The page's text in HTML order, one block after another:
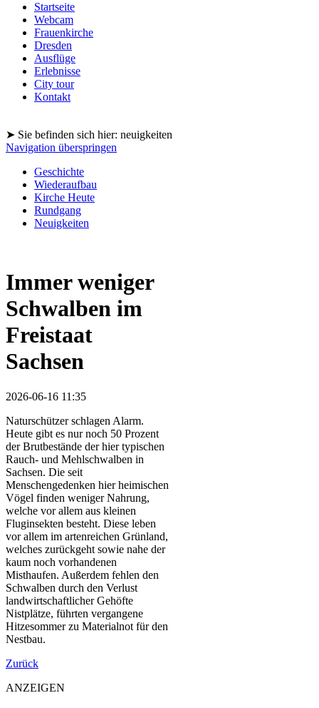
Startseite
Webcam
Frauenkirche
Dresden
Ausflüge
Erlebnisse
City tour
Kontakt
➤ Sie befinden sich hier: neuigkeiten
Navigation überspringen
Geschichte
Wiederaufbau
Kirche Heute
Rundgang
Neuigkeiten
Immer weniger
Schwalben im
Freistaat
Sachsen
2026-06-16 11:35
Naturschützer schlagen Alarm.
Heute gibt es nur noch 50 Prozent
der Brutbestände der hier typischen
Rauch- und Mehlschwalben in
Sachsen. Die seit
Menschengedenken hier heimischen
Vögel finden weniger Nahrung,
welche vor allem aus kleinen
Fluginsekten besteht. Diese leben
vor allem im artenreichen Grünland,
welches zurückgeht sowie nahe der
kaum noch vorhandenen
Misthaufen. Außerdem fehlen den
Schwalben durch den Verlust
landwirtschaftlicher Gehöfte
Nistplätze, führten vergangene
Hitzesommer zu Materialnot für den
Nestbau.
Zurück
ANZEIGEN